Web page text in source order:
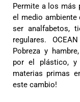
Permite a los más
el medio ambiente
ser analfabetos,
regulares.
Pobreza y
por el plástico, y
materias primas
este cambio!